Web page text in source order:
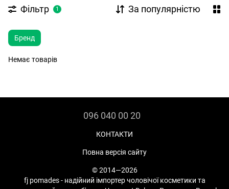
Фільтр 1 За популярністю
Бренд
Немає товарів
096 040 00 20
КОНТАКТИ
Повна версія сайту
© 2014—2026
fj pomades - надійний імпортер чоловічої косметики та